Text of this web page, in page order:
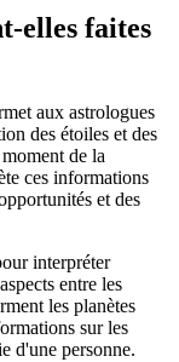
elles faites
aux astrologues
des étoiles et des
de la
ces informations
et des
interpréter
entre les
les planètes
sur les
d'une personne.